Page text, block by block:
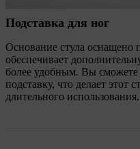
Подставка для ног
Основание стула оснащено
обеспечивает
более удобным. Вы сможете
подставку, что делает
длительного использования.